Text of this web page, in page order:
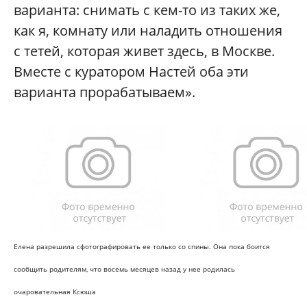
варианта: снимать с кем-то из таких же,
как я, комнату или наладить отношения
с тетей, которая живет здесь, в Москве.
Вместе с куратором Настей оба эти
варианта прорабатываем».
Елена разрешила сфотографировать ее только со спины. Она пока боится
сообщить родителям, что восемь месяцев назад у нее родилась
очаровательная Ксюша